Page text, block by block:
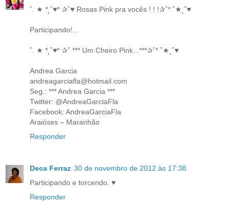
˚. ★ *˛˚♥* ✰˚♥ Rosas Pink pra vocês ! ! !✰˚* ˚★˛˚♥
Participando!...
˚. ★ *˛˚♥* ✰˚ *** Um Cheiro Pink...***✰˚* ˚★˛˚♥
Andrea Garcia
andreagarciafla@hotmail.com
Seg.: *** Andrea Garcia ***
Twitter: @AndreaGarciaFla
Facebook: AndreaGarciaFla
Araióses – Maranhão
Responder
Deca Ferraz 30 de novembro de 2012 às 17:38
Participando e torcendo. ♥
Responder